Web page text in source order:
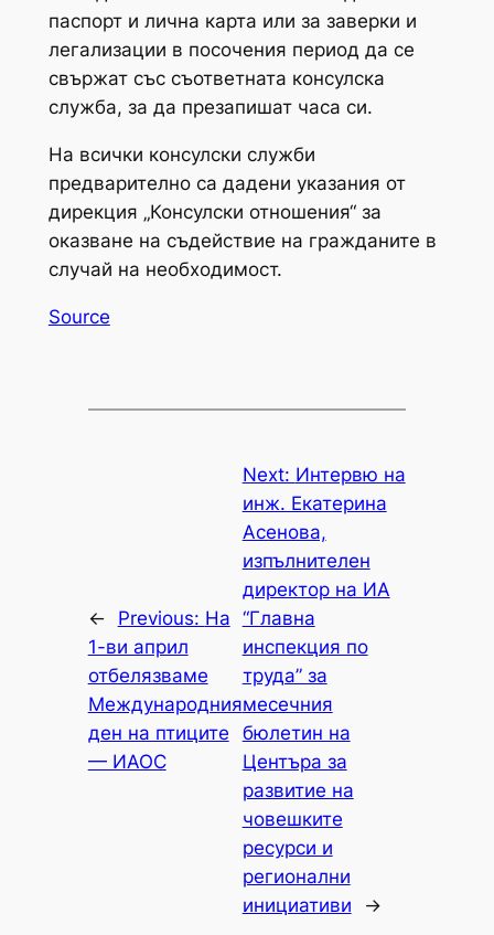
паспорт и лична карта или за заверки и
легализации в посочения период да се
свържат със съответната консулска
служба, за да презапишат часа си.
На всички консулски служби
предварително са дадени указания от
дирекция „Консулски отношения“ за
оказване на съдействие на гражданите в
случай на необходимост.
Source
← Previous: На
1-ви април
отбелязваме
Международния
ден на птиците
— ИАОС
Next: Интервю на
инж. Екатерина
Асенова,
изпълнителен
директор на ИА
“Главна
инспекция по
труда” за
месечния
бюлетин на
Центъра за
развитие на
човешките
ресурси и
регионални
инициативи
→